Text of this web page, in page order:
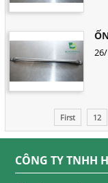
First 12
CÔNG TY TNHH